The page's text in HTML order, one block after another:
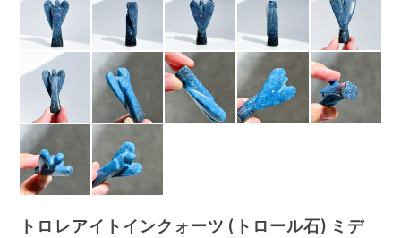
トロレアイトインクォーツ (トロール石) ミデ